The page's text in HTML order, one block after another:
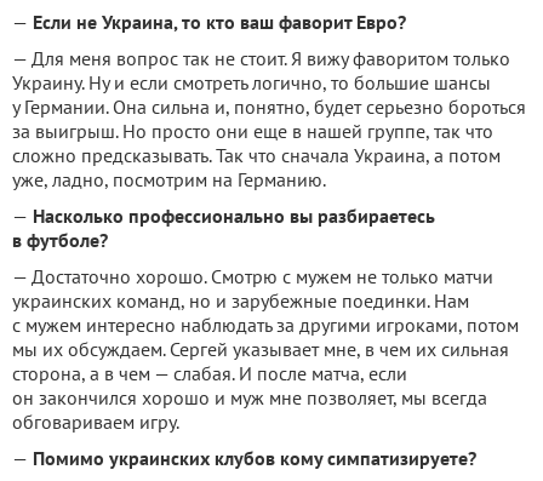
— Если не Украина, то кто ваш фаворит Евро?
— Для меня вопрос так не стоит. Я вижу фаворитом только
Украину. Ну и если смотреть логично, то большие шансы
у Германии. Она сильна и, понятно, будет серьезно бороться
за выигрыш. Но просто они еще в нашей группе, так что
сложно предсказывать. Так что сначала Украина, а потом
уже, ладно, посмотрим на Германию.
— Насколько профессионально вы разбираетесь
в футболе?
— Достаточно хорошо. Смотрю с мужем не только матчи
украинских команд, но и зарубежные поединки. Нам
с мужем интересно наблюдать за другими игроками, потом
мы их обсуждаем. Сергей указывает мне, в чем их сильная
сторона, а в чем — слабая. И после матча, если
он закончился хорошо и муж мне позволяет, мы всегда
обговариваем игру.
— Помимо украинских клубов кому симпатизируете?